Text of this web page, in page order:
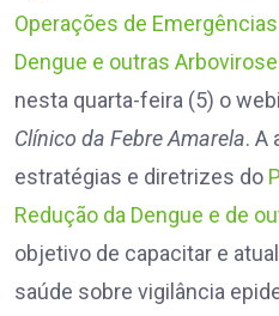
Operações de
Dengue e outras
nesta quarta-feira (5) o
Clínico da Febre Amarela. A
estratégias e diretrizes do
Redução da Dengue e de
objetivo de capacitar e
saúde sobre vigilância